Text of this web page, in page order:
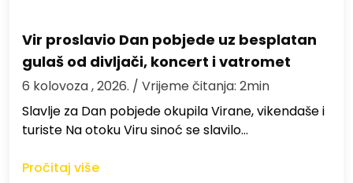
Vir proslavio Dan pobjede uz besplatan
gulaš od divljači, koncert i vatromet
6 kolovoza , 2026. / Vrijeme čitanja: 2min
Slavlje za Dan pobjede okupila Virane, vikendaše i
turiste Na otoku Viru sinoć se slavilo…
Pročitaj više